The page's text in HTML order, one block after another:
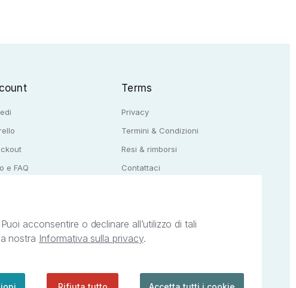
e FAQ
Terms
Privacy
Termini & Condizioni
Resi & rimborsi
Contattaci
proprietà intellettuale afferenti ai marchi, loghi e
acconsentire o declinare all’utilizzo di tali
nostra Informativa sulla privacy.